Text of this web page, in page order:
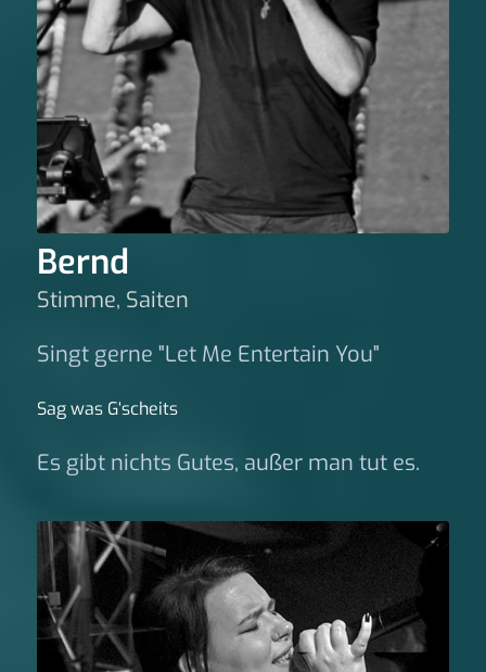
Bernd
Stimme, Saiten
Singt gerne "Let Me Entertain You"
Sag was G‘scheits
Es gibt nichts Gutes, außer man tut es.